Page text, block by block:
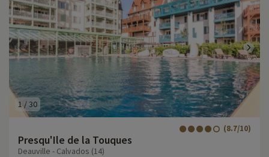
1 /30
Presqu'Ile de la Touques
(8.7/10)
Deauville - Calvados (14)